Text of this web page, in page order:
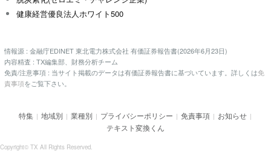
健康経営優良法人ホワイト500
情報源 : 金融庁EDINET 東北電力株式会社 有価証券報告書(2026年6月23日)
内容精査 : TX編集部、財務分析チーム
免責/注意事項 : 当サイト掲載のデータは有価証券報告書に基づいています。詳しくは免
責事項をご覧下さい。
特集 | 地域別 | 業種別 | プライバシーポリシー | 免責事項 | お知らせ |
テキスト変換くん
Copyright© TX All Rights Reserved.